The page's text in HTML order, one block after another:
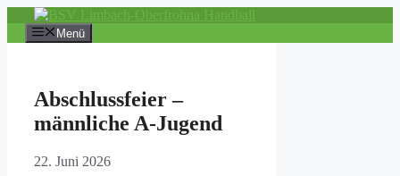
Inhalt
springen
Menü
Abschlussfeier –
männliche A-Jugend
22. Juni 2026